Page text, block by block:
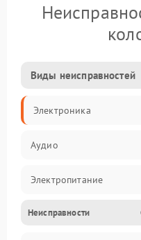
Виды неисправностей
Электроника
Аудио
Электропитание
Механические
Неисправности